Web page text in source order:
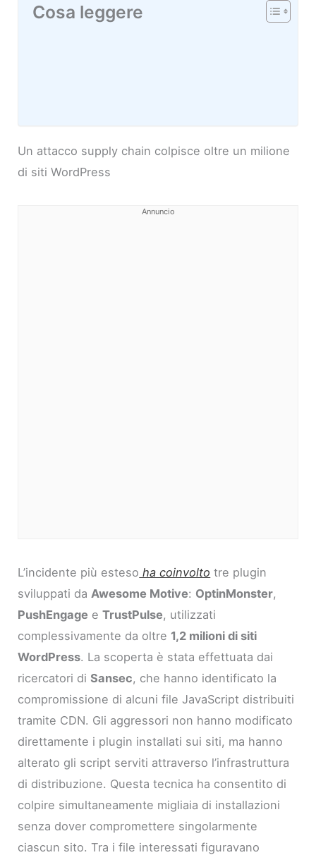
Cosa leggere
Un attacco supply chain colpisce oltre un milione
di siti WordPress
Annuncio
L’incidente più esteso ha coinvolto tre plugin
sviluppati daAwesome Motive: OptinMonster,
PushEngage eTrustPulse, utilizzati
complessivamente da oltre 1,2 milioni di siti
WordPress. La scoperta è stata effettuata dai
ricercatori diSansec, che hanno identificato la
compromissione di alcuni file JavaScript distribuiti
tramite CDN. Gli aggressori non hanno modificato
direttamente i plugin installati sui siti, ma hanno
alterato gli script serviti attraverso l’infrastruttura
di distribuzione. Questa tecnica ha consentito di
colpire simultaneamente migliaia di installazioni
senza dover compromettere singolarmente
ciascun sito. Tra i file interessati figuravano